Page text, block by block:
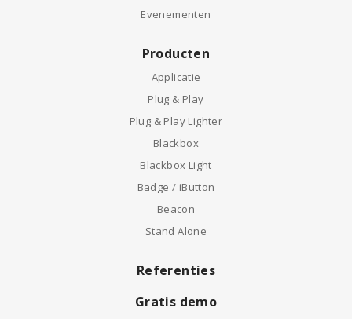
Evenementen
Producten
Applicatie
Plug & Play
Plug & Play Lighter
Blackbox
Blackbox Light
Badge / iButton
Beacon
Stand Alone
Referenties
Gratis demo